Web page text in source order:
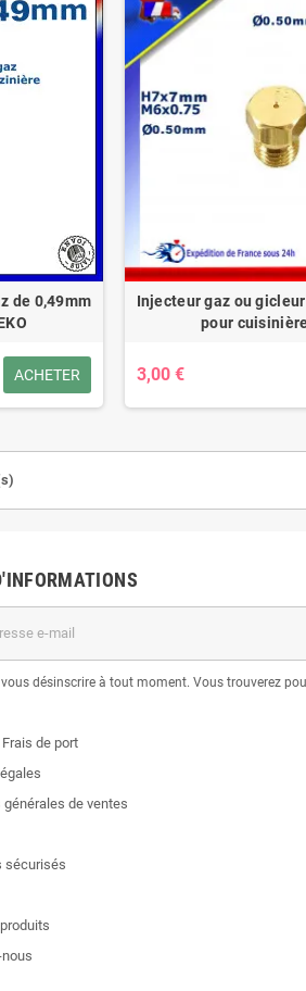
de 0,49mm
ACHETER
Injecteur gaz ou
pour
3,00 €
désinscrire à tout moment. Vous trouverez
de port
générales de ventes
sécurisés